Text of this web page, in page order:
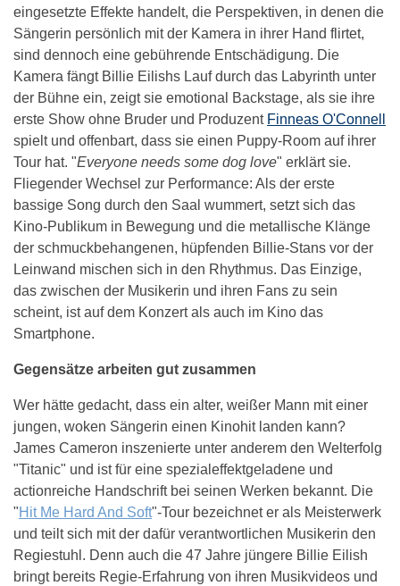
eingesetzte Effekte handelt, die Perspektiven, in denen die
Sängerin persönlich mit der Kamera in ihrer Hand flirtet,
sind dennoch eine gebührende Entschädigung. Die
Kamera fängt Billie Eilishs Lauf durch das Labyrinth unter
der Bühne ein, zeigt sie emotional Backstage, als sie ihre
erste Show ohne Bruder und Produzent Finneas O'Connell
spielt und offenbart, dass sie einen Puppy-Room auf ihrer
Tour hat. "Everyone needs some dog love" erklärt sie.
Fliegender Wechsel zur Performance: Als der erste
bassige Song durch den Saal wummert, setzt sich das
Kino-Publikum in Bewegung und die metallische Klänge
der schmuckbehangenen, hüpfenden Billie-Stans vor der
Leinwand mischen sich in den Rhythmus. Das Einzige,
das zwischen der Musikerin und ihren Fans zu sein
scheint, ist auf dem Konzert als auch im Kino das
Smartphone.
Gegensätze arbeiten gut zusammen
Wer hätte gedacht, dass ein alter, weißer Mann mit einer
jungen, woken Sängerin einen Kinohit landen kann?
James Cameron inszenierte unter anderem den Welterfolg
"Titanic" und ist für eine spezialeffektgeladene und
actionreiche Handschrift bei seinen Werken bekannt. Die
"Hit Me Hard And Soft"-Tour bezeichnet er als Meisterwerk
und teilt sich mit der dafür verantwortlichen Musikerin den
Regiestuhl. Denn auch die 47 Jahre jüngere Billie Eilish
bringt bereits Regie-Erfahrung von ihren Musikvideos und